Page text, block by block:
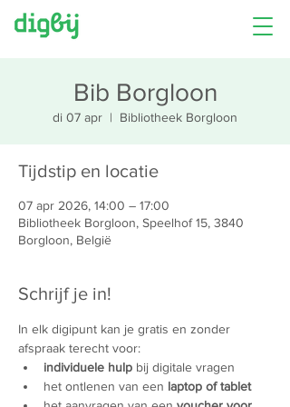
Bib Borgloon
di 07 apr
  |
Bibliotheek Borgloon
Tijdstip en locatie
07 apr 2026, 14:00 – 17:00
Bibliotheek Borgloon, Speelhof 15, 3840
Borgloon, België
Schrijf je in!
In elk digipunt kan je gratis en zonder
afspraak terecht voor:
individuele hulp bij digitale vragen
het ontlenen van een laptop of tablet